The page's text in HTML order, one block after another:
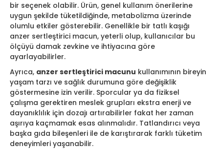
bir seçenek olabilir. Ürün, genel kullanım önerilerine
uygun şekilde tüketildiğinde, metabolizma üzerinde
olumlu etkiler gösterebilir. Genellikle bir tatlı kaşığı
anzer sertleştirici macun, yeterli olup, kullanıcılar bu
ölçüyü damak zevkine ve ihtiyacına göre
ayarlayabilirler.
Ayrıca, anzer sertleştirici macunu kullanımının bireyin
yaşam tarzı ve sağlık durumuna göre değişiklik
göstermesine izin verilir. Sporcular ya da fiziksel
çalışma gerektiren meslek grupları ekstra enerji ve
dayanıklılık için dozajı artırabilirler fakat her zaman
aşırıya kaçmamak esas alınmalıdır. Tatlandırıcı veya
başka gıda bileşenleri ile de karıştırarak farklı tüketim
deneyimleri yaşanabilir.